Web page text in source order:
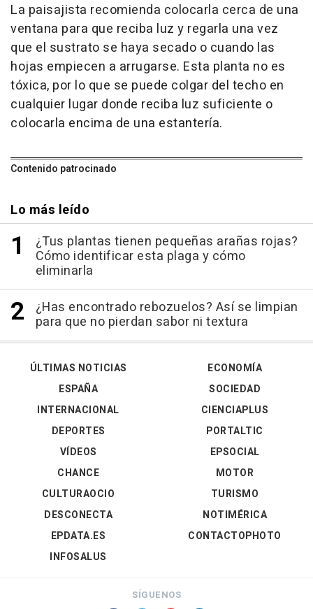
La paisajista recomienda colocarla cerca de una
ventana para que reciba luz y regarla una vez
que el sustrato se haya secado o cuando las
hojas empiecen a arrugarse. Esta planta no es
tóxica, por lo que se puede colgar del techo en
cualquier lugar donde reciba luz suficiente o
colocarla encima de una estantería.
Contenido patrocinado
Lo más leído
¿Tus plantas tienen pequeñas arañas rojas?
Cómo identificar esta plaga y cómo
eliminarla
¿Has encontrado rebozuelos? Así se limpian
para que no pierdan sabor ni textura
ÚLTIMAS NOTICIAS
ESPAÑA
INTERNACIONAL
DEPORTES
VÍDEOS
ECONOMÍA
SOCIEDAD
CIENCIAPLUS
PORTALTIC
EPSOCIAL
CHANCE
CULTURAOCIO
DESCONECTA
EPDATA.ES
INFOSALUS
MOTOR
TURISMO
NOTIMÉRICA
CONTACTOPHOTO
SÍGUENOS